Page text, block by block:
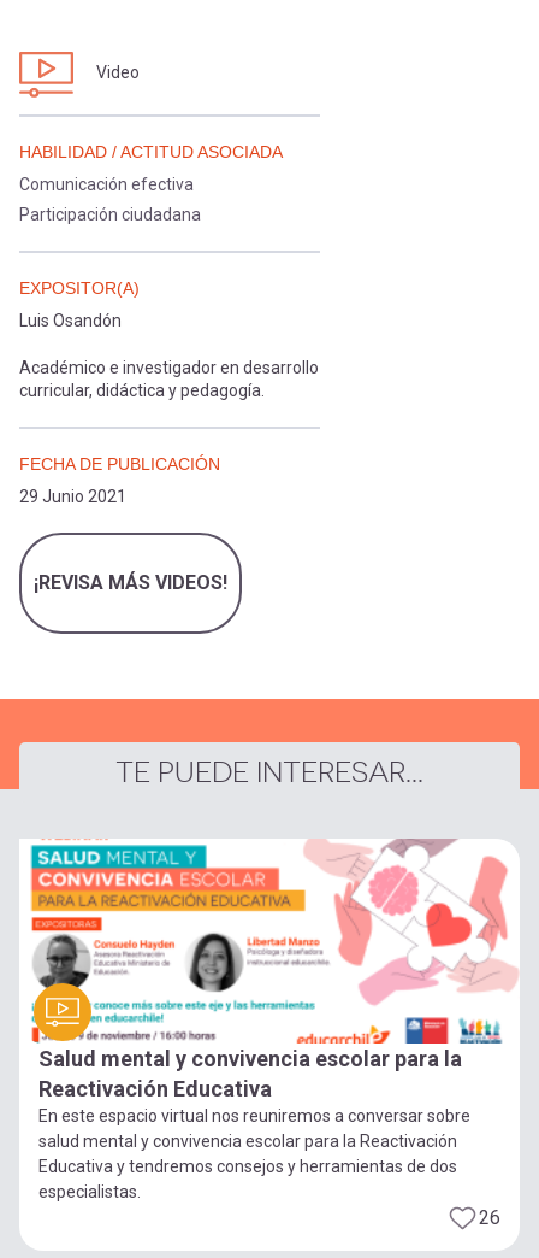
Menú
entrar
a
mi
cuenta
Video
HABILIDAD / ACTITUD ASOCIADA
Comunicación efectiva
Participación ciudadana
EXPOSITOR(A)
Luis Osandón
Académico e investigador en desarrollo
curricular, didáctica y pedagogía.
FECHA DE PUBLICACIÓN
29 Junio 2021
¡REVISA MÁS VIDEOS!
TE PUEDE INTERESAR...
Salud mental y convivencia escolar para la
Reactivación Educativa
En este espacio virtual nos reuniremos a conversar sobre
salud mental y convivencia escolar para la Reactivación
Educativa y tendremos consejos y herramientas de dos
especialistas.
26